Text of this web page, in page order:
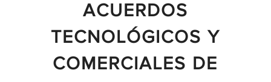
ACUERDOS
TECNOLÓGICOS Y
COMERCIALES DE